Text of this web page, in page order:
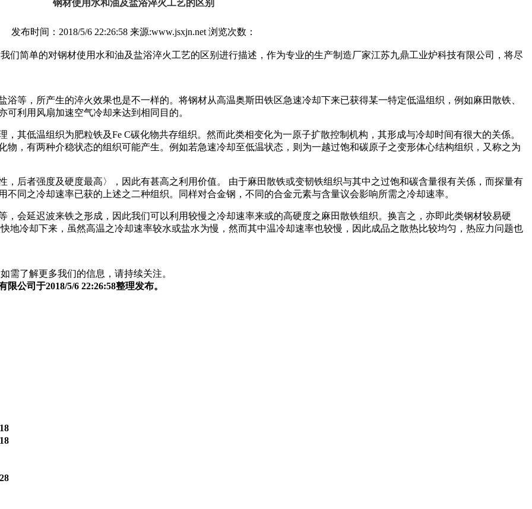
钢材使用水和油及盐浴淬火工艺的区别
发布时间：2018/5/6 22:26:58 来源:www.jsxjn.net 浏览次数：
们简单的对钢材使用水和油及盐浴淬火工艺的区别进行描述，作为专业的生产制造厂家江苏九鼎工业炉科技有限公司，将尽
，所产生的淬火效果也是不一样的。将钢材从高温奥斯田铁区急速冷却下来已获得某一特定低温组织，例如麻田散铁、
可利用风扇加速空气冷却来达到相同目的。
低温组织为肥粒铁及Fe C碳化物共存组织。然而此类相变化为一原子扩散控制机构，其形成与冷却时间有很大的关係。
，有两种介稳状态的组织可能产生。例如若急速冷却至低温状态，则为一越过饱和碳原子之变形体心结构组织，又称之为
者强度及硬度最高〉，因此有甚高之利用价值。 由于麻田散铁或变韧铁组织与其中之过饱和碳含量很有关係，而探量有
同之冷却速率已获的上述之二种组织。同样对合金钢，不同的合金元素与含量议会影响所需之冷却速率。
延迟波来铁之形成，因此我们可以利用较慢之冷却速率来或的高硬度之麻田散铁组织。换言之，亦即此类钢材较易硬
地冷却下来，虽然高温之冷却速率较水或盐水为慢，然而其中温冷却速率也较慢，因此成品之散热比较均匀，热应力问题也
需了解更多我们的信息，请持续关注。
公司于2018/5/6 22:26:58整理发布。